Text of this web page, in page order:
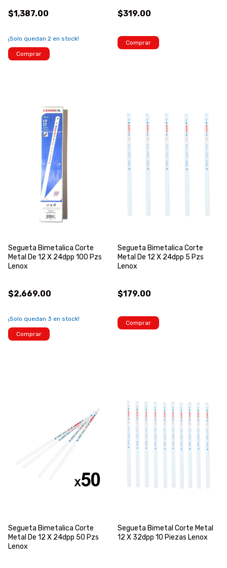
$1,387.00
¡Solo quedan 2 en stock!
Comprar
$319.00
Comprar
Segueta Bimetalica Corte
Metal De 12 X 24dpp 100 Pzs
Lenox
$2,669.00
¡Solo quedan 3 en stock!
Comprar
Segueta Bimetalica Corte
Metal De 12 X 24dpp 5 Pzs
Lenox
$179.00
Comprar
Segueta Bimetalica Corte
Metal De 12 X 24dpp 50 Pzs
Lenox
Segueta Bimetal Corte Metal
12 X 32dpp 10 Piezas Lenox